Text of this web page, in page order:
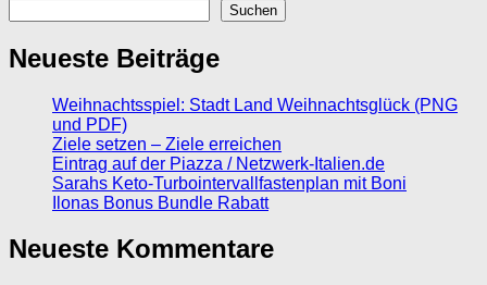
Suchen
Neueste Beiträge
Weihnachtsspiel: Stadt Land Weihnachtsglück (PNG
und PDF)
Ziele setzen – Ziele erreichen
Eintrag auf der Piazza / Netzwerk-Italien.de
Sarahs Keto-Turbointervallfastenplan mit Boni
Ilonas Bonus Bundle Rabatt
Neueste Kommentare